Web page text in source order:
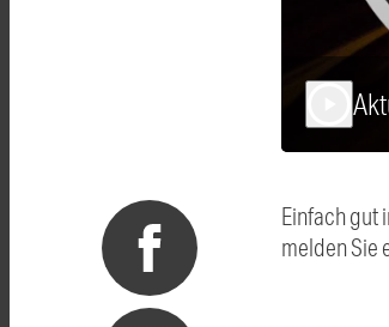
Einfach gut
melden Sie